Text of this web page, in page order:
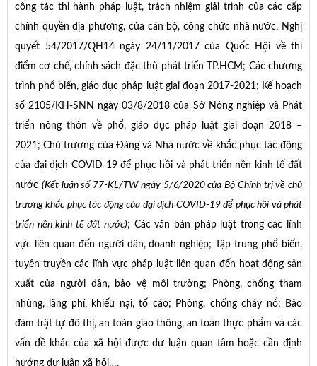
công tác thi hành pháp luật, trách nhiệm giải trình của các cấp
chính quyền địa phương, của cán bộ, công chức nhà nước, Nghị
quyết 54/2017/QH14 ngày 24/11/2017 của Quốc Hội về thí
điểm cơ chế, chính sách đặc thù phát triển TP.HCM; Các chương
trình phổ biến, giáo dục pháp luật giai đoạn 2017-2021; Kế hoạch
số 2105/KH-SNN ngày 03/8/2018 của Sở Nông nghiệp và Phát
triển nông thôn về phổ, giáo dục pháp luật giai đoạn 2018 –
2021; Chủ trương của Đảng và Nhà nước về khắc phục tác động
của đại dịch COVID-19 để phục hồi và phát triển nền kinh tế đất
nước (Kết luận số 77-KL/TW ngày 5/6/2020 của Bộ Chính trị về chủ
trương khắc phục tác động của đại dịch COVID-19 để phục hồi và phát
triển nền kinh tế đất nước); Các văn bản pháp luật trong các lĩnh
vực liên quan đến người dân, doanh nghiệp; Tập trung phổ biến,
tuyên truyền các lĩnh vực pháp luật liên quan đến hoạt động sản
xuất của người dân, bảo vệ môi trường; Phòng, chống tham
nhũng, lãng phí, khiếu nại, tố cáo; Phòng, chống cháy nổ; Bảo
đảm trật tự đô thị, an toàn giao thông, an toàn thực phẩm và các
vấn đề khác của xã hội được dư luận quan tâm hoặc cần định
hướng dư luận xã hội…,